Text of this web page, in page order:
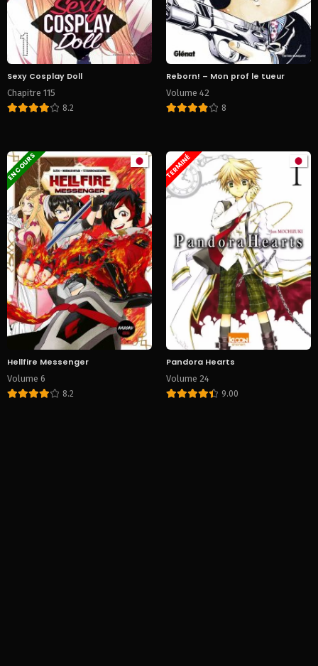
Sexy Cosplay Doll
Chapitre 115
8.2
Reborn! – Mon prof le tueur
Volume 42
8
EN COURS
Hellfire Messenger
Volume 6
8.2
TERMINÉ
Pandora Hearts
Volume 24
9.00